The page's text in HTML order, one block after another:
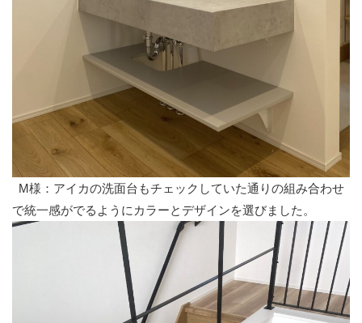
M様：アイカの洗面台もチェックしていた通りの組み合わせ
で統一感がでるようにカラーとデザインを選びました。